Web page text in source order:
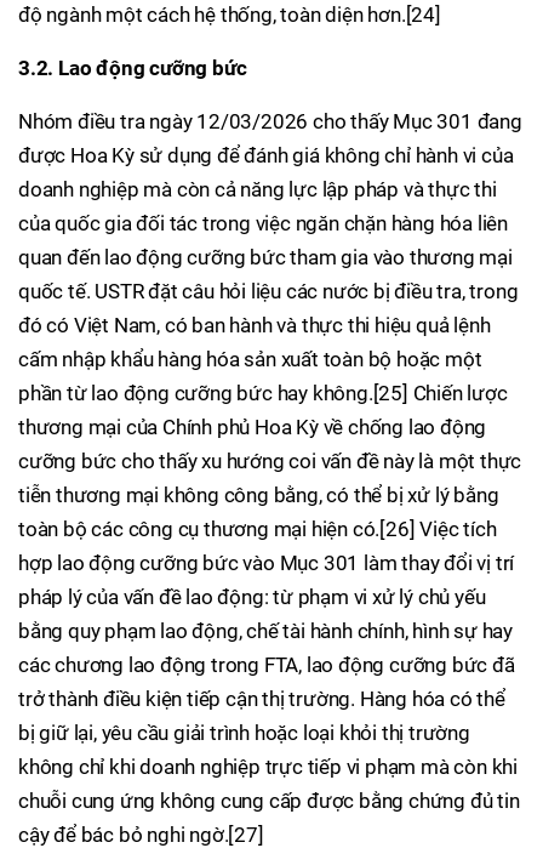
độ ngành một cách hệ thống, toàn diện hơn.[24]
3.2. Lao động cưỡng bức
Nhóm điều tra ngày 12/03/2026 cho thấy Mục 301 đang
được Hoa Kỳ sử dụng để đánh giá không chỉ hành vi của
doanh nghiệp mà còn cả năng lực lập pháp và thực thi
của quốc gia đối tác trong việc ngăn chặn hàng hóa liên
quan đến lao động cưỡng bức tham gia vào thương mại
quốc tế. USTR đặt câu hỏi liệu các nước bị điều tra, trong
đó có Việt Nam, có ban hành và thực thi hiệu quả lệnh
cấm nhập khẩu hàng hóa sản xuất toàn bộ hoặc một
phần từ lao động cưỡng bức hay không.[25] Chiến lược
thương mại của Chính phủ Hoa Kỳ về chống lao động
cưỡng bức cho thấy xu hướng coi vấn đề này là một thực
tiễn thương mại không công bằng, có thể bị xử lý bằng
toàn bộ các công cụ thương mại hiện có.[26] Việc tích
hợp lao động cưỡng bức vào Mục 301 làm thay đổi vị trí
pháp lý của vấn đề lao động: từ phạm vi xử lý chủ yếu
bằng quy phạm lao động, chế tài hành chính, hình sự hay
các chương lao động trong FTA, lao động cưỡng bức đã
trở thành điều kiện tiếp cận thị trường. Hàng hóa có thể
bị giữ lại, yêu cầu giải trình hoặc loại khỏi thị trường
không chỉ khi doanh nghiệp trực tiếp vi phạm mà còn khi
chuỗi cung ứng không cung cấp được bằng chứng đủ tin
cậy để bác bỏ nghi ngờ.[27]